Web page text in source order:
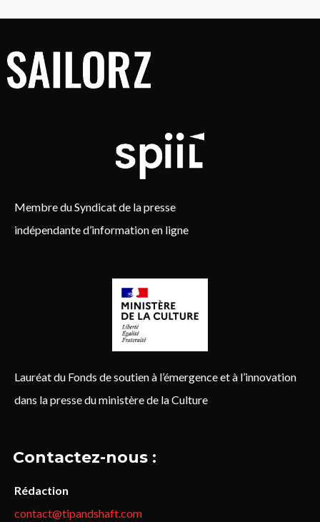
Membre du Syndicat de la presse
indépendante d’information en ligne
Lauréat du Fonds de soutien à l’émergence et à l’innovation
dans la presse du ministère de la Culture
Contactez-nous :
Rédaction
contact@tipandshaft.com